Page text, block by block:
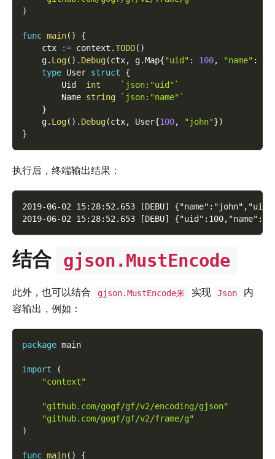
)
func main( )
{
    ctx
:= context .TODO( )
    g
. Log( ) . Debug(ctx, g.Map{"uid" : 100, "name" :
type User struct
{
        Uid
int
`json:"uid"`
        Name
string
`json:"name"`
}
    g
. Log( ) . Debug(ctx, User{100, "john"})
}
执行后，终端输出结果：
2019-06-02 15:28:52.653 [DEBU]
2019-06-02 15:28:52.653 [DEBU]
结合 gjson.MustEncode
此外，也可以结合 gjson.MustEncode来 实现 Json
内
容输出，例如：
package main
import
(
"context"
"github.com/gogf/gf/v2/encoding/gjson"
"github.com/gogf/gf/v2/frame/g"
)
func main( )
{